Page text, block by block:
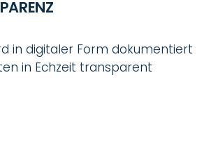
in digitaler Form dokumentiert
in Echzeit transparent